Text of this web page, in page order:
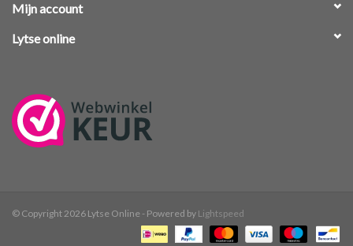
Mijn account
Lytse online
© Copyright 2026 Lytse Online - Powered by Lightspeed